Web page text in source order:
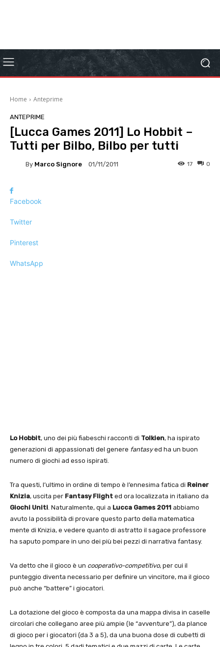
Home Anteprime
ANTEPRIME
[Lucca Games 2011] Lo Hobbit –
Tutti per Bilbo, Bilbo per tutti
By Marco Signore 01/11/2011 0
17
Facebook
Twitter
Pinterest
WhatsApp
Lo Hobbit, uno dei più fiabeschi racconti di Tolkien, ha ispirato
generazioni di appassionati del genere fantasyed ha un buon
numero di giochi ad esso ispirati.
Tra questi, l’ultimo in ordine di tempo è l’ennesima fatica di Reiner
Knizia, uscita per Fantasy Flight ed ora localizzata in italiano da
Giochi Uniti. Naturalmente, qui a Lucca Games 2011 abbiamo
avuto la possibilità di provare questo parto della matematica
mente di Knizia, e vedere quanto di astratto il sagace professore
ha saputo pompare in uno dei più bei pezzi di narrativa fantasy.
Va detto che il gioco è un cooperativo-competitivo, per cui il
punteggio diventa necessario per definire un vincitore, ma il gioco
può anche “battere” i giocatori.
La dotazione del gioco è composta da una mappa divisa in caselle
circolari che collegano aree più ampie (le “avventure”), da plance
di gioco per i giocatori (da 3 a 5), da una buona dose di cubetti di